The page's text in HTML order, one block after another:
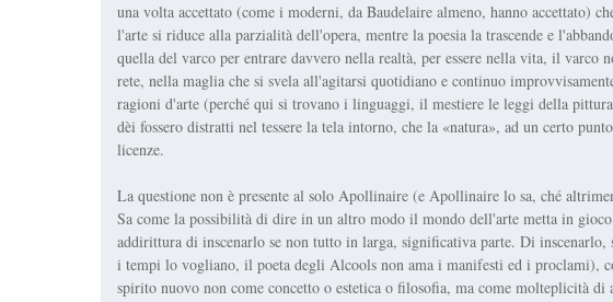
una volta accettato (come i moderni, da Baudelaire almeno, hanno accettato)
l'arte si riduce alla parzialità dell'opera, mentre la poesia la trascende e
quella del varco per entrare davvero nella realtà, per essere nella vita, il varco
rete, nella maglia che si svela all'agitarsi quotidiano e continuo
ragioni d'arte (perché qui si trovano i linguaggi, il mestiere le leggi della
dèi fossero distratti nel tessere la tela intorno, che la «natura», ad un certo
licenze.
La questione non è presente al solo Apollinaire (e Apollinaire lo sa, ché
Sa come la possibilità di dire in un altro modo il mondo dell'arte metta in
addirittura di inscenarlo se non tutto in larga, significativa parte. Di inscenarlo,
i tempi lo vogliano, il poeta degli Alcools non ama i manifesti ed i proclami),
spirito nuovo non come concetto o estetica o filosofia, ma come molteplicità